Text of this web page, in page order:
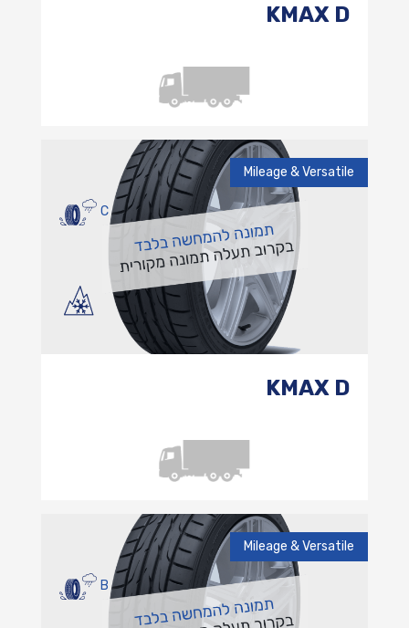
KMAX D
Mileage & Versatile
C
KMAX D
Mileage & Versatile
B